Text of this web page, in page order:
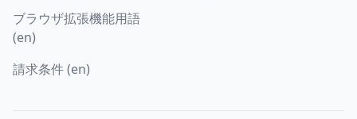
ブラウザ拡張機能用語
(en)
請求条件 (en)